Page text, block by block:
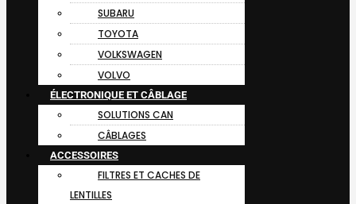
SUBARU
TOYOTA
VOLKSWAGEN
VOLVO
ÉLECTRONIQUE ET CÂBLAGE
SOLUTIONS CAN
CÂBLAGES
ACCESSOIRES
FILTRES ET CACHES DE
LENTILLES